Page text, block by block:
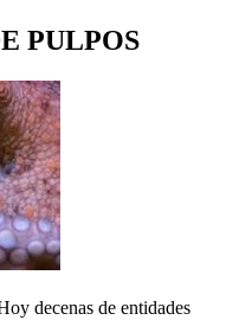
PULPOS
decenas de entidades